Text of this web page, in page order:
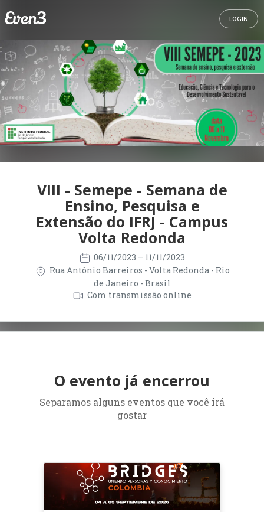
LOGIN
VIII - Semepe - Semana de
Ensino, Pesquisa e
Extensão do IFRJ - Campus
Volta Redonda
06/11/2023 – 11/11/2023
Rua Antônio Barreiros - Volta Redonda - Rio
de Janeiro - Brasil
Com transmissão online
O evento já encerrou
Separamos alguns eventos que você irá
gostar